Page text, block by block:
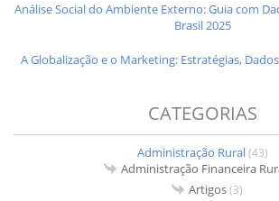
Análise Social do Ambiente Externo: Guia com
Brasil 2025
A Globalização e o Marketing: Estratégias,
CATEGORIAS
Administração Rural(43)
Administração Financeira
Artigos(3)